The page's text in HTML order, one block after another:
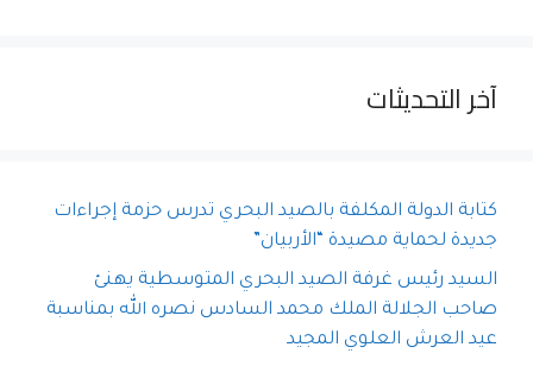
آخر التحديثات
كتابة الدولة المكلفة بالصيد البحري تدرس حزمة إجراءات
جديدة لحماية مصيدة “الأربيان”
السيد رئيس غرفة الصيد البحري المتوسطية يهنئ
صاحب الجلالة الملك محمد السادس نصره الله بمناسبة
عيد العرش العلوي المجيد